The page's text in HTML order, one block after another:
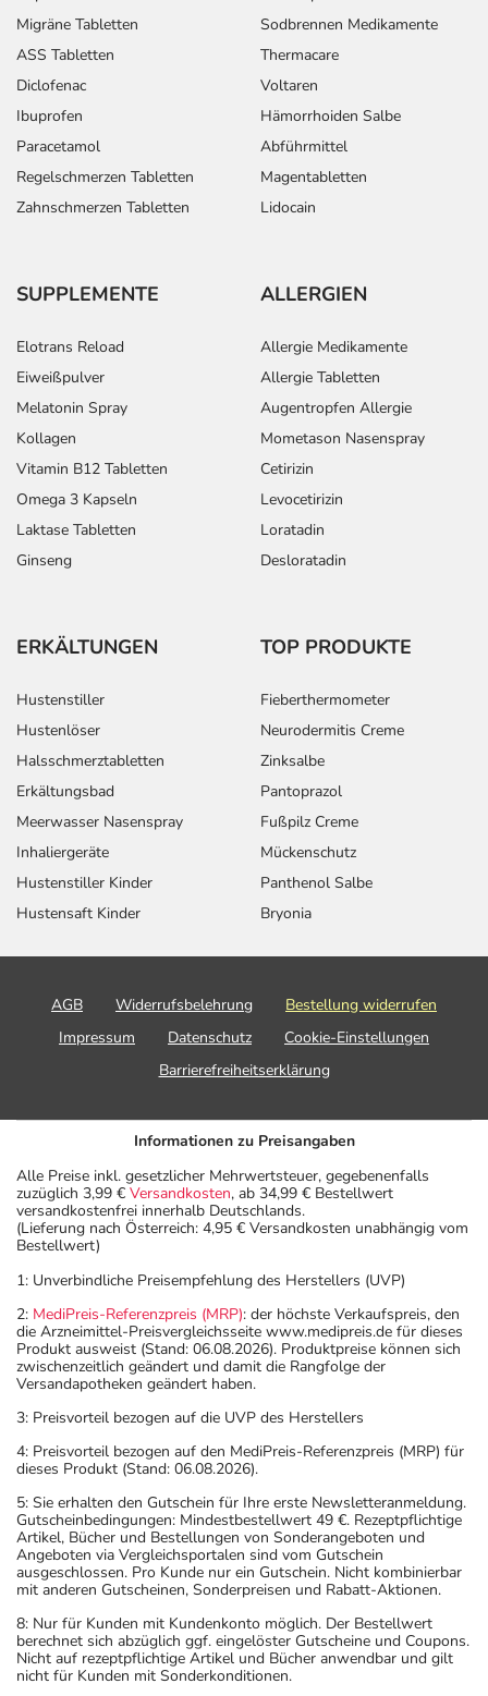
Migräne Tabletten
ASS Tabletten
Diclofenac
Ibuprofen
Paracetamol
Regelschmerzen Tabletten
Zahnschmerzen Tabletten
Sodbrennen Medikamente
Thermacare
Voltaren
Hämorrhoiden Salbe
Abführmittel
Magentabletten
Lidocain
SUPPLEMENTE
Elotrans Reload
Eiweißpulver
Melatonin Spray
Kollagen
Vitamin B12 Tabletten
Omega 3 Kapseln
Laktase Tabletten
Ginseng
ALLERGIEN
Allergie Medikamente
Allergie Tabletten
Augentropfen Allergie
Mometason Nasenspray
Cetirizin
Levocetirizin
Loratadin
Desloratadin
ERKÄLTUNGEN
Hustenstiller
Hustenlöser
Halsschmerztabletten
Erkältungsbad
Meerwasser Nasenspray
Inhaliergeräte
Hustenstiller Kinder
Hustensaft Kinder
TOP PRODUKTE
Fieberthermometer
Neurodermitis Creme
Zinksalbe
Pantoprazol
Fußpilz Creme
Mückenschutz
Panthenol Salbe
Bryonia
AGB Widerrufsbelehrung
Bestellung widerrufen
Impressum
Datenschutz
Cookie-Einstellungen
Barrierefreiheitserklärung
Informationen zu Preisangaben
Alle Preise inkl. gesetzlicher Mehrwertsteuer, gegebenenfalls
zuzüglich 3,99 € Versandkosten, ab 34,99 € Bestellwert
versandkostenfrei innerhalb Deutschlands.
(Lieferung nach Österreich: 4,95 € Versandkosten unabhängig vom
Bestellwert)
1: Unverbindliche Preisempfehlung des Herstellers (UVP)
2: MediPreis-Referenzpreis (MRP): der höchste Verkaufspreis, den
die Arzneimittel-Preisvergleichsseite www.medipreis.de für dieses
Produkt ausweist (Stand: 06.08.2026). Produktpreise können sich
zwischenzeitlich geändert und damit die Rangfolge der
Versandapotheken geändert haben.
3: Preisvorteil bezogen auf die UVP des Herstellers
4: Preisvorteil bezogen auf den MediPreis-Referenzpreis (MRP) für
dieses Produkt (Stand: 06.08.2026).
5: Sie erhalten den Gutschein für Ihre erste Newsletteranmeldung.
Gutscheinbedingungen: Mindestbestellwert 49 €. Rezeptpflichtige
Artikel, Bücher und Bestellungen von Sonderangeboten und
Angeboten via Vergleichsportalen sind vom Gutschein
ausgeschlossen. Pro Kunde nur ein Gutschein. Nicht kombinierbar
mit anderen Gutscheinen, Sonderpreisen und Rabatt-Aktionen.
8: Nur für Kunden mit Kundenkonto möglich. Der Bestellwert
berechnet sich abzüglich ggf. eingelöster Gutscheine und Coupons.
Nicht auf rezeptpflichtige Artikel und Bücher anwendbar und gilt
nicht für Kunden mit Sonderkonditionen.